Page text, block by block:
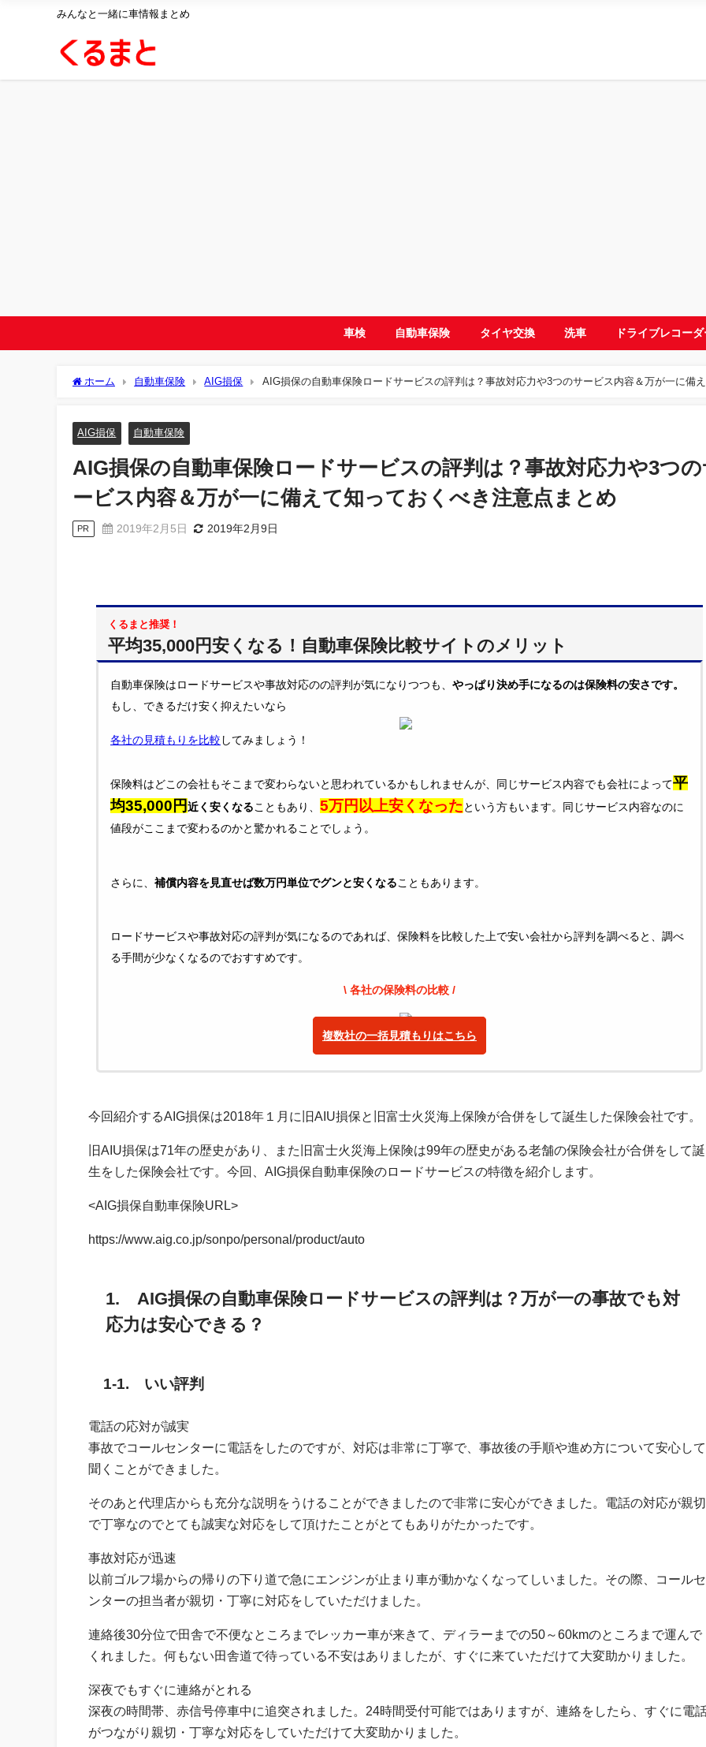
みんなと一緒に車情報まとめ
車検 自動車保険 タイヤ交換 洗車 ドライブレコー
ホーム 自動車保険 AIG損保
AIG損保の自動車保険ロードサービスの評判は？事故対応力や3つのサービス内容＆万が一に備
AIG損保 自動車保険
AIG損保の自動車保険ロードサービスの評判は？事故対応力や3つ
ービス内容＆万が一に備えて知っておくべき注意点まとめ
PR 2019年2月5日 2019年2月9日
くるまと推奨！
平均35,000円安くなる！自動車保険比較サイトのメリット
自動車保険はロードサービスや事故対応のの評判が気になりつつも、 やっぱり決め手になるのは保険料の安さです。
もし、できるだけ安く抑えたいなら
各社の見積もりを比較 してみましょう！
保険料はどこの会社もそこまで変わらないと思われているかもしれませんが、同じサービス内容でも会社によって平
均35,000円 近く安くなる こともあり、 5万円以上安くなった という方もいます。同じサービス内容なのに
値段がここまで変わるのかと驚かれることでしょう。
さらに、 補償内容を見直せば数万円単位でグンと安くなる こともあります。
ロードサービスや事故対応の評判が気になるのであれば、保険料を比較した上で安い会社から評判を調べると、調べ
る手間が少なくなるのでおすすめです。
\ 各社の保険料の比較 /
複数社の一括見積もりはこちら
今回紹介するAIG損保は2018年１月に旧AIU損保と旧富士火災海上保険が合併をして誕生した保険会社です。
旧AIU損保は71年の歴史があり、また旧富士火災海上保険は99年の歴史がある老舗の保険会社が合併をして誕
生をした保険会社です。今回、AIG損保自動車保険のロードサービスの特徴を紹介します。
<AIG損保自動車保険URL>
https://www.aig.co.jp/sonpo/personal/product/auto
1. AIG損保の自動車保険ロードサービスの評判は？万が一の事故でも対
応力は安心できる？
1-1. いい評判
電話の応対が誠実
事故でコールセンターに電話をしたのですが、対応は非常に丁寧で、事故後の手順や進め方について安心して
聞くことができました。
そのあと代理店からも充分な説明をうけることができましたので非常に安心ができました。電話の対応が親切
で丁寧なのでとても誠実な対応をして頂けたことがとてもありがたかったです。
事故対応が迅速
以前ゴルフ場からの帰りの下り道で急にエンジンが止まり車が動かなくなってしいました。その際、コールセ
ンターの担当者が親切・丁寧に対応をしていただけました。
連絡後30分位で田舎で不便なところまでレッカー車が来きて、ディラーまでの50～60kmのところまで運んで
くれました。何もない田舎道で待っている不安はありましたが、すぐに来ていただけて大変助かりました。
深夜でもすぐに連絡がとれる
深夜の時間帯、赤信号停車中に追突されました。24時間受付可能ではありますが、連絡をしたら、すぐに電
がつながり親切・丁寧な対応をしていただけて大変助かりました。